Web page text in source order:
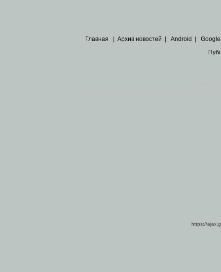
Главная Архив новостей Android Google
https://